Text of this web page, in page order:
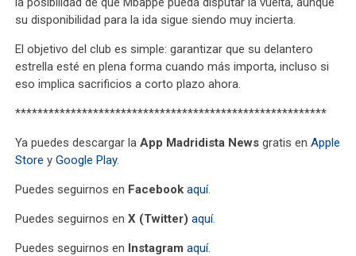
su disponibilidad para la ida sigue siendo muy incierta.
El objetivo del club es simple: garantizar que su delantero
estrella esté en plena forma cuando más importa, incluso si
eso implica sacrificios a corto plazo ahora.
********************************************************
Ya puedes descargar laApp Madridista News gratis enApple
Store yGoogle Play.
Puedes seguirnos en Facebook aquí.
Puedes seguirnos enX (Twitter) aquí.
Puedes seguirnos en Instagram aquí.